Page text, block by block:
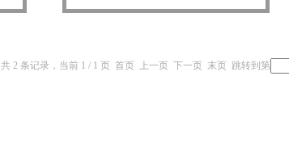
共 2 条记录，当前 1 / 1 页 首页 上一页 下一页 末页 跳转到第